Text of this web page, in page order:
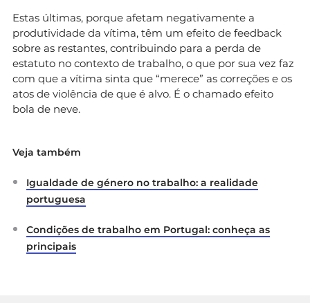
Estas últimas, porque afetam negativamente a
produtividade da vítima, têm um efeito de feedback
sobre as restantes, contribuindo para a perda de
estatuto no contexto de trabalho, o que por sua vez faz
com que a vítima sinta que “merece” as correções e os
atos de violência de que é alvo. É o chamado efeito
bola de neve.
Veja também
Igualdade de género no trabalho: a realidade
portuguesa
Condições de trabalho em Portugal: conheça as
principais